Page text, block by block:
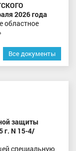
2026 года
областное
Все документы
защиты
г. N 15-4/
специальную